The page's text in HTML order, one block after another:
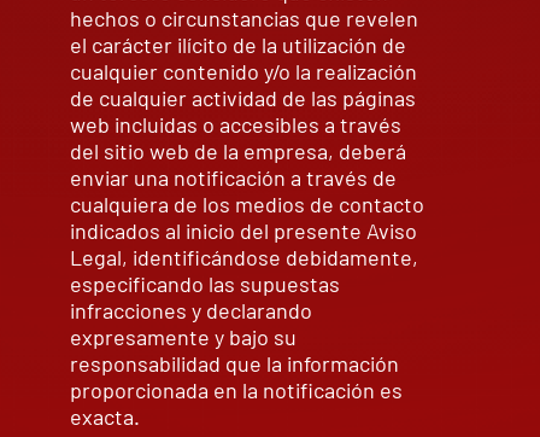
hechos o circunstancias que revelen
el carácter ilícito de la utilización de
cualquier contenido y/o la realización
de cualquier actividad de las páginas
web incluidas o accesibles a través
del sitio web de la empresa, deberá
enviar una notificación a través de
cualquiera de los medios de contacto
indicados al inicio del presente Aviso
Legal, identificándose debidamente,
especificando las supuestas
infracciones y declarando
expresamente y bajo su
responsabilidad que la información
proporcionada en la notificación es
exacta.